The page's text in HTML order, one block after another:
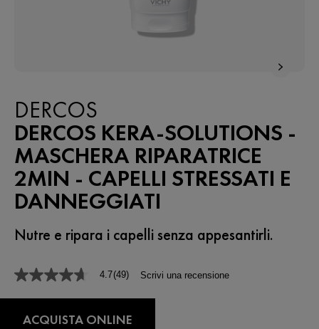
DERCOS
DERCOS KERA-SOLUTIONS -
MASCHERA RIPARATRICE
2MIN - CAPELLI STRESSATI E
DANNEGGIATI
Nutre e ripara i capelli senza appesantirli.
4.7
su
4.7(49) Scrivi una recensione
ACQUISTA ONLINE